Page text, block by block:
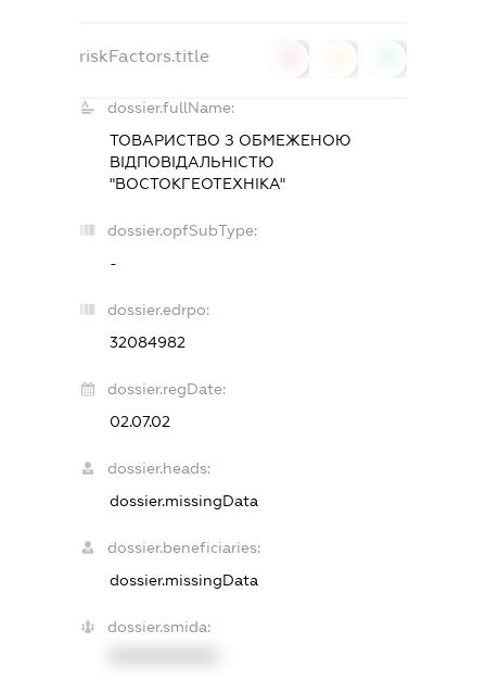
riskFactors.title
dossier.fullName:
ТОВАРИСТВО З ОБМЕЖЕНОЮ
ВІДПОВІДАЛЬНІСТЮ
"ВОСТОКГЕОТЕХНІКА"
dossier.opfSubType:
-
dossier.edrpo:
32084982
dossier.regDate:
02.07.02
dossier.heads:
dossier.missingData
dossier.beneficiaries:
dossier.missingData
dossier.smida: